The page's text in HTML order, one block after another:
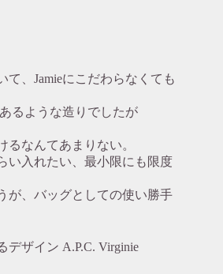
て、Jamieにこだわらなくても
るような造りでしたが
るなんてあまりない。
い入れたい、最小限にも限度
が、バッグとしての使い勝手
デザイン A.P.C. Virginie